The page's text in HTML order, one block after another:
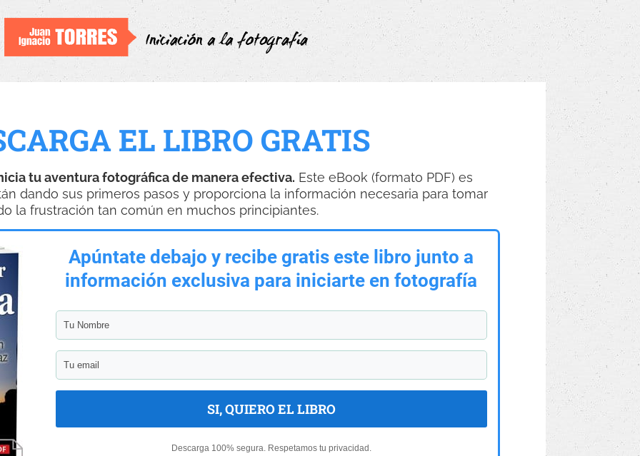
EL LIBRO GRATIS
tu aventura fotográfica de manera efectiva. Este eBook (formato PDF) es
dando sus primeros pasos y proporciona la información necesaria para tomar
la frustración tan común en muchos principiantes.
Apúntate debajo y recibe gratis este libro junto a
información exclusiva para iniciarte en fotografía
SI, QUIERO EL LIBRO
Descarga 100% segura. Respetamos tu privacidad.